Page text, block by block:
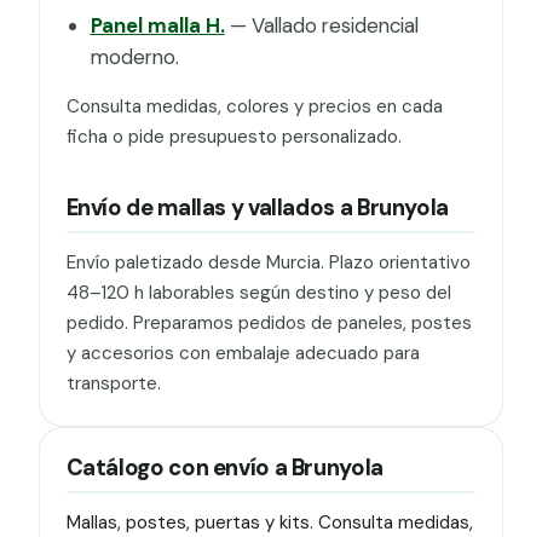
Panel malla H.— Vallado residencial
moderno.
Consulta medidas, colores y precios en cada
ficha o pide presupuesto personalizado.
Envío de mallas y vallados a Brunyola
Envío paletizado desde Murcia. Plazo orientativo
48–120 h laborables según destino y peso del
pedido. Preparamos pedidos de paneles, postes
y accesorios con embalaje adecuado para
transporte.
Catálogo con envío a Brunyola
Mallas, postes, puertas y kits. Consulta medidas,